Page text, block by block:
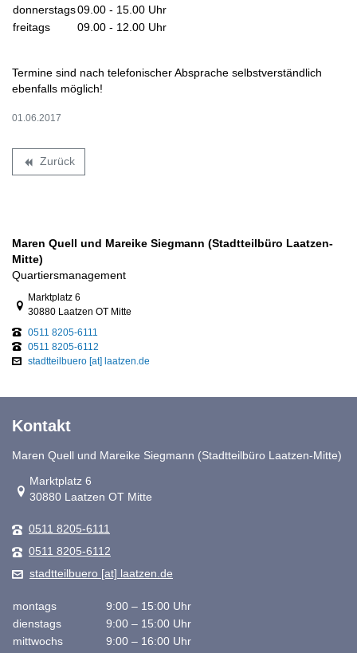
donnerstags09.00 - 15.00 Uhr
freitags
09.00 - 12.00 Uhr
Termine sind nach telefonischer Absprache selbstverständlich
ebenfalls möglich!
01.06.2017
backward Zurück
Maren Quell und Mareike Siegmann (Stadtteilbüro Laatzen-
Mitte)
Quartiersmanagement
Link zur Google-Maps Navigation
Marktplatz 6
30880 Laatzen OT Mitte
0511 8205-6111
0511 8205-6112
stadtteilbuero [at] laatzen.de
Kontakt
Maren Quell und Mareike Siegmann (Stadtteilbüro Laatzen-Mitte)
Link zur Google-Maps Navigation
Marktplatz 6
30880 Laatzen OT Mitte
0511 8205-6111
0511 8205-6112
stadtteilbuero [at] laatzen.de
montags
9:00 – 15:00 Uhr
dienstags
9:00 – 15:00 Uhr
mittwochs
9:00 – 16:00 Uhr